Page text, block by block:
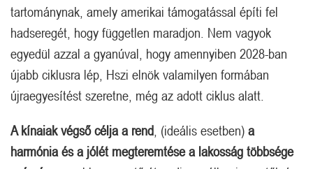
tartománynak, amely amerikai támogatással építi fel
hadseregét, hogy független maradjon. Nem vagyok
egyedül azzal a gyanúval, hogy amennyiben 2028-ban
újabb ciklusra lép, Hszi elnök valamilyen formában
újraegyesítést szeretne, még az adott ciklus alatt.
A kínaiak végső célja a rend , (ideális esetben) a
harmónia és a jólét megteremtése a lakosság többsége